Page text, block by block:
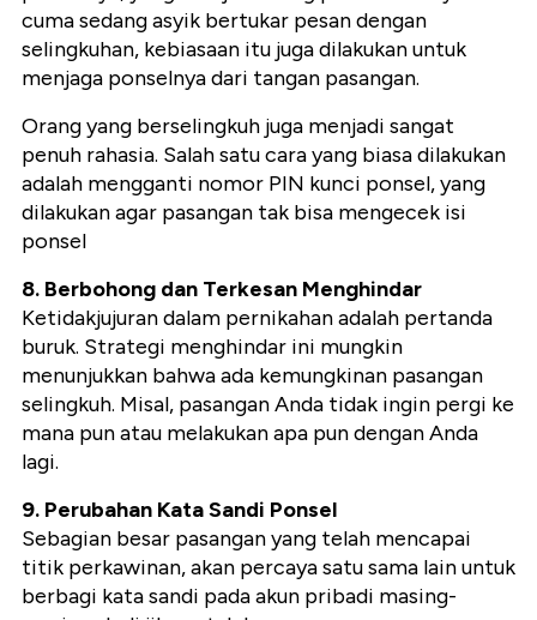
cuma sedang asyik bertukar pesan dengan
selingkuhan, kebiasaan itu juga dilakukan untuk
menjaga ponselnya dari tangan pasangan.
Orang yang berselingkuh juga menjadi sangat
penuh rahasia. Salah satu cara yang biasa dilakukan
adalah mengganti nomor PIN kunci ponsel, yang
dilakukan agar pasangan tak bisa mengecek isi
ponsel
8. Berbohong dan Terkesan Menghindar
Ketidakjujuran dalam pernikahan adalah pertanda
buruk. Strategi menghindar ini mungkin
menunjukkan bahwa ada kemungkinan pasangan
selingkuh. Misal, pasangan Anda tidak ingin pergi ke
mana pun atau melakukan apa pun dengan Anda
lagi.
9. Perubahan Kata Sandi Ponsel
Sebagian besar pasangan yang telah mencapai
titik perkawinan, akan percaya satu sama lain untuk
berbagi kata sandi pada akun pribadi masing-